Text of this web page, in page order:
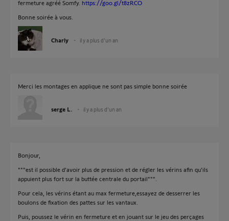
fermeture agréé Somfy. https://goo.gl/t8zRCO
Bonne soirée à vous.
Charly il y a plus d'un an
Merci les montages en applique ne sont pas simple bonne soirée
serge L. il y a plus d'un an
Bonjour,
"""est il possible d'avoir plus de pression et de régler les vérins afin qu'ils
appuient plus fort sur la buttée centrale du portail""".
Pour cela, les vérins étant au max fermeture,essayez de desserrer les
boulons de fixation des pattes sur les vantaux.
Puis, poussez le vérin en fermeture et en jouant sur le jeu des perçages